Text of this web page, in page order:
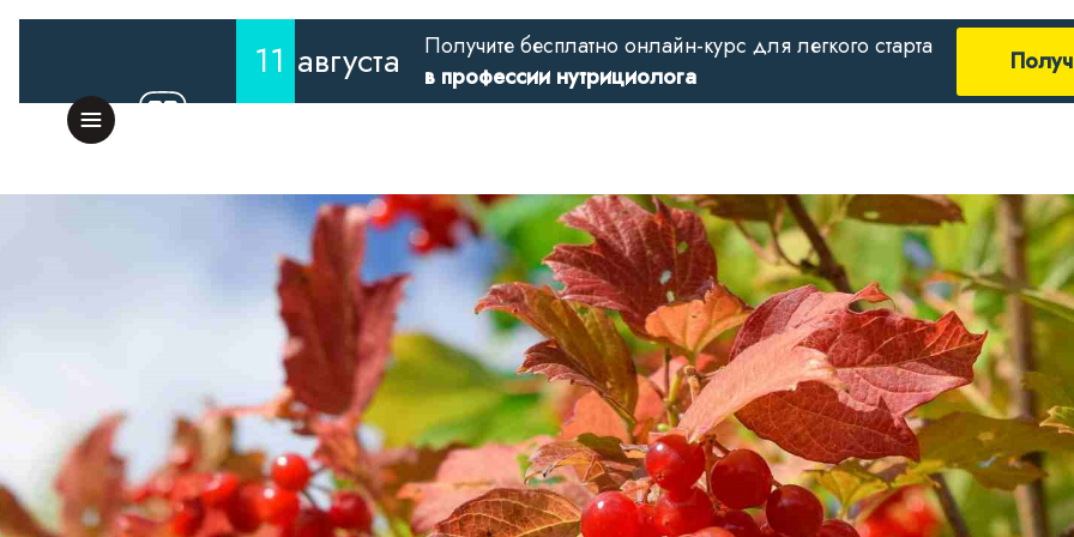
11 августа
Получите бесплатно онлайн-курс для легкого старта
в профессии нутрициолога